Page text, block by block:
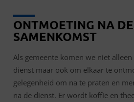
ONTMOETING NA DE
SAMENKOMST
Als gemeente komen we niet
dienst maar ook om elkaar te
gelegenheid om na te praten en
na de dienst. Er wordt koffie en